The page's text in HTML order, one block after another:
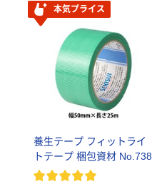
本気プライス
養生テープ フィットライ
トテープ 梱包資材 No.738